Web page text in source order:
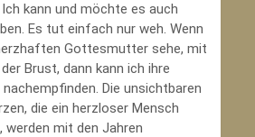
kann und möchte es auch
Es tut einfach nur weh. Wenn
Gottesmutter sehe, mit
Brust, dann kann ich ihre
Die unsichtbaren
die ein herzloser Mensch
werden mit den Jahren